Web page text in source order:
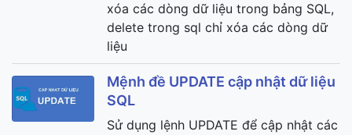
xóa các dòng dữ liệu trong bảng SQL,
delete trong sql chỉ xóa các dòng dữ
liệu
Mệnh đề UPDATE cập nhật dữ liệu
SQL
Sử dụng lệnh UPDATE để cập nhật các